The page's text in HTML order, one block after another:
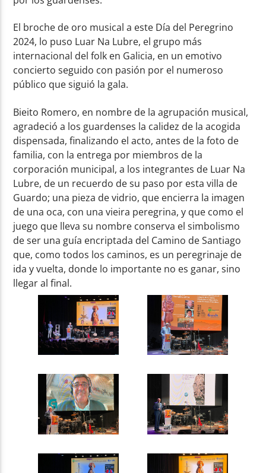
El broche de oro musical a este Día del Peregrino
2024, lo puso Luar Na Lubre, el grupo más
internacional del folk en Galicia, en un emotivo
concierto seguido con pasión por el numeroso
público que siguió la gala.
Bieito Romero, en nombre de la agrupación musical,
agradeció a los guardenses la calidez de la acogida
dispensada, finalizando el acto, antes de la foto de
familia, con la entrega por miembros de la
corporación municipal, a los integrantes de Luar Na
Lubre, de un recuerdo de su paso por esta villa de
Guardo; una pieza de vidrio, que encierra la imagen
de una oca, con una vieira peregrina, y que como el
juego que lleva su nombre conserva el simbolismo
de ser una guía encriptada del Camino de Santiago
que, como todos los caminos, es un peregrinaje de
ida y vuelta, donde lo importante no es ganar, sino
llegar al final.